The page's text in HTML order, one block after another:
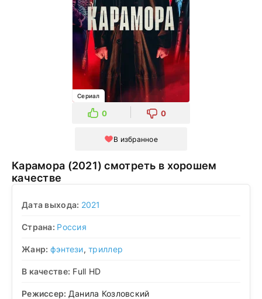
Сериал
0 0
В избранное
Карамора (2021) смотреть в хорошем
качестве
Дата выхода: 2021
Страна: Россия
Жанр: фэнтези,триллер
В качестве: Full HD
Режиссер: Данила Козловский